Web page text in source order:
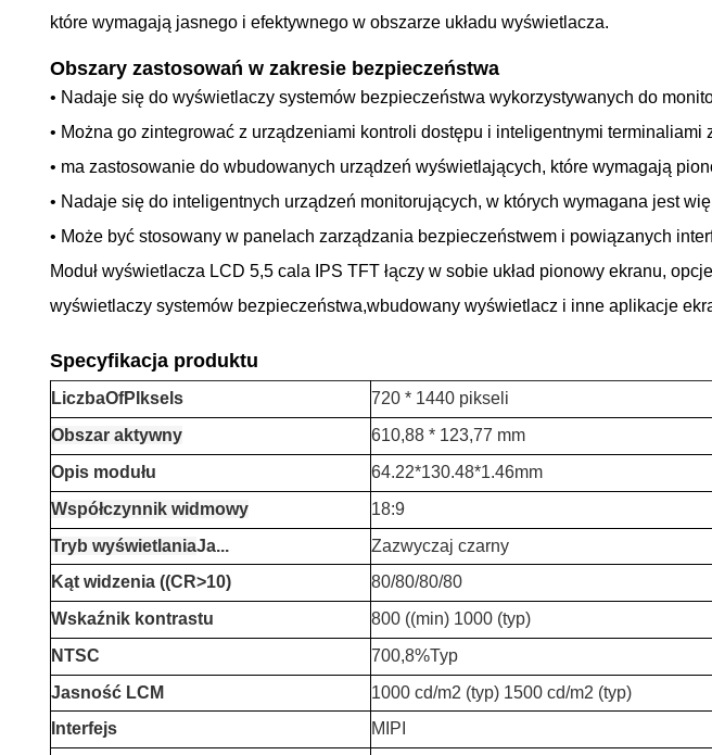
które wymagają jasnego i efektywnego w obszarze układu wyświetlacza.
Obszary zastosowań w zakresie bezpieczeństwa
• Nadaje się do wyświetlaczy systemów bezpieczeństwa wykorzystywanych do
• Można go zintegrować z urządzeniami kontroli dostępu i inteligentnymi terminaliami
• ma zastosowanie do wbudowanych urządzeń wyświetlających, które wymagają
• Nadaje się do inteligentnych urządzeń monitorujących, w których wymagana jest
• Może być stosowany w panelach zarządzania bezpieczeństwem i powiązanych
Moduł wyświetlacza LCD 5,5 cala IPS TFT łączy w sobie układ pionowy ekranu,
wyświetlaczy systemów bezpieczeństwa,wbudowany wyświetlacz i inne aplikacje
Specyfikacja produktu
LiczbaOfP Iksels
720 * 1440 pikseli
Obszar aktywny
610,88 * 123,77 mm
Opis modułu
64.22*130.48*1.46mm
Współczynnik widmowy
18:9
Tryb wyświetlaniaJa...
Zazwyczaj czarny
Kąt widzenia ((CR>10)
80/80/80/80
Wskaźnik kontrastu
800 ((min) 1000 (typ)
NTSC
700,8%Typ
Jasność LCM
1000 cd/m2 (typ) 1500 cd/m2 (typ)
Interfejs
MIPI